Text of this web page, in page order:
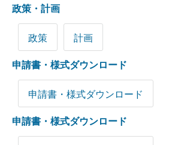
政策・計画
政策 計画
申請書・様式ダウンロード
申請書・様式ダウンロード
申請書・様式ダウンロード